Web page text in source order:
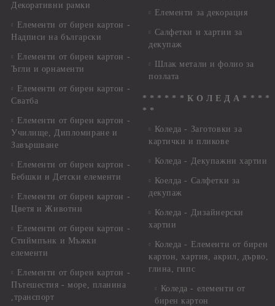
Декоративни рамки
Елементи от бирен картон -
Надписи на български
Елементи от бирен картон -
Ъгли и орнаменти
Елементи от бирен картон -
Сватба
Елементи от бирен картон -
Училище, Дипломиране и
Завършване
Елементи от бирен картон -
Бебшки и Детски елементи
Елементи от бирен картон -
Цветя и Животни
Елементи от бирен картон -
Стиймпънк и Мъжки
елементи
Елементи от бирен картон -
Пътешестия - море, планина
,транспорт
Елементи за декорация
Салфетки и хартии за
декупаж
Шлак метали и фолио за
позлата
* * * * * * К О Л Е Д А * * * *
* *
Коледа - Заготовки за
картички и пликове
Коледа - Декупажни хартии
Коелда - Салфетки за
декупаж
Коледа - Дизайнерски
хартии
Коледа - Eлементи от бирен
картон, хартия, акрил, дърво,
глина, гипс
Коледа - елементи от
бирен картон